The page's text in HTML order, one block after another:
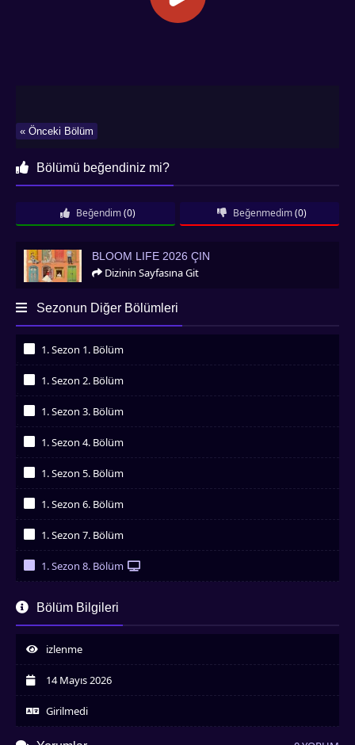
« Önceki Bölüm
Bölümü beğendiniz mi?
Beğendim (0) Beğenmedim (0)
Bloom Life 2026 Çin
BLOOM LIFE 2026 ÇIN
Dizinin Sayfasına Git
Sezonun Diğer Bölümleri
1. Sezon 1. Bölüm
1. Sezon 2. Bölüm
1. Sezon 3. Bölüm
1. Sezon 4. Bölüm
1. Sezon 5. Bölüm
1. Sezon 6. Bölüm
1. Sezon 7. Bölüm
1. Sezon 8. Bölüm
Bölüm Bilgileri
izlenme
14 Mayıs 2026
Girilmedi